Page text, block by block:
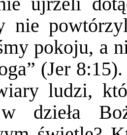
nie
pokoju, a
(Jer
ludzi,
dzieła